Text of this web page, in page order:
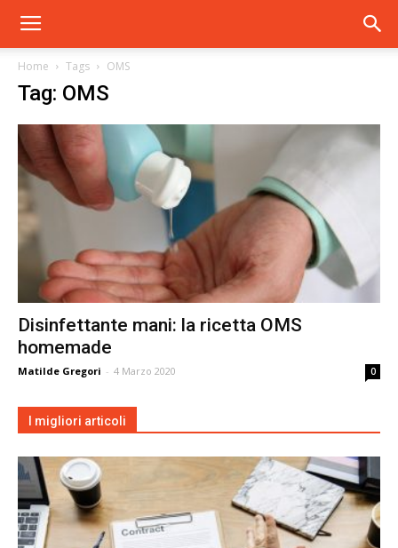
Home Tags OMS
Tag: OMS
Disinfettante mani: la ricetta OMS
homemade
Matilde Gregori - 4 Marzo 2020 0
I migliori articoli